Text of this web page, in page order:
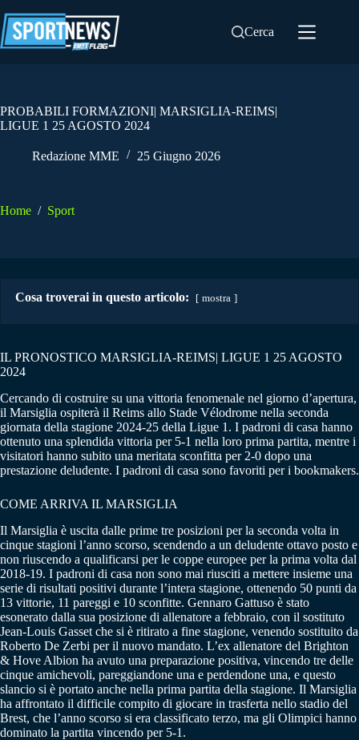
al
contenuto
Cerca
PROBABILI FORMAZIONI| MARSIGLIA-REIMS|
LIGUE 1 25 AGOSTO 2024
Redazione MME 25 Giugno 2026
Home / Sport
Cosa troverai in questo articolo: mostra
IL PRONOSTICO MARSIGLIA-REIMS| LIGUE 1 25 AGOSTO
2024
Cercando di costruire su una vittoria fenomenale nel giorno d’apertura,
il Marsiglia ospiterà il Reims allo Stade Vélodrome nella seconda
giornata della stagione 2024-25 della Ligue 1. I padroni di casa hanno
ottenuto una splendida vittoria per 5-1 nella loro prima partita, mentre i
visitatori hanno subito una meritata sconfitta per 2-0 dopo una
prestazione deludente. I padroni di casa sono favoriti per i bookmakers.
COME ARRIVA IL MARSIGLIA
Il Marsiglia è uscita dalle prime tre posizioni per la seconda volta in
cinque stagioni l’anno scorso, scendendo a un deludente ottavo posto e
non riuscendo a qualificarsi per le coppe europee per la prima volta dal
2018-19. I padroni di casa non sono mai riusciti a mettere insieme una
serie di risultati positivi durante l’intera stagione, ottenendo 50 punti da
13 vittorie, 11 pareggi e 10 sconfitte. Gennaro Gattuso è stato
esonerato dalla sua posizione di allenatore a febbraio, con il sostituto
Jean-Louis Gasset che si è ritirato a fine stagione, venendo sostituito da
Roberto De Zerbi per il nuovo mandato. L’ex allenatore del Brighton
& Hove Albion ha avuto una preparazione positiva, vincendo tre delle
cinque amichevoli, pareggiandone una e perdendone una, e questo
slancio si è portato anche nella prima partita della stagione. Il Marsiglia
ha affrontato il difficile compito di giocare in trasferta nello stadio del
Brest, che l’anno scorso si era classificato terzo, ma gli Olimpici hanno
dominato la partita vincendo per 5-1.